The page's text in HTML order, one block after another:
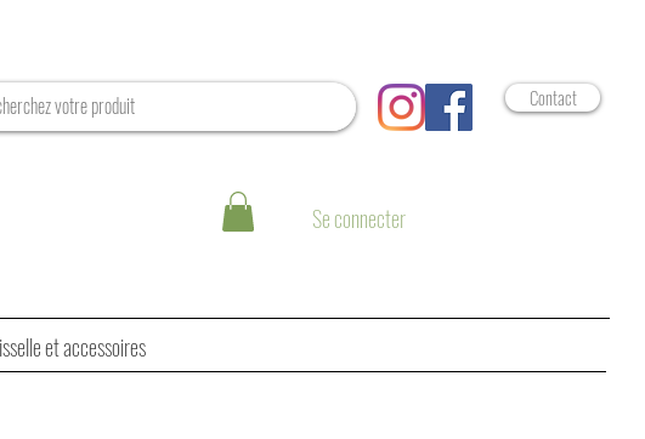
Contact
Se connecter
et accessoires